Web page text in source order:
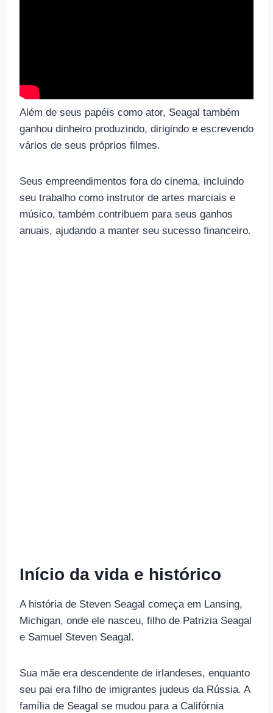
Além de seus papéis como ator, Seagal também
ganhou dinheiro produzindo, dirigindo e escrevendo
vários de seus próprios filmes.
Seus empreendimentos fora do cinema, incluindo
seu trabalho como instrutor de artes marciais e
músico, também contribuem para seus ganhos
anuais, ajudando a manter seu sucesso financeiro.
Início da vida e histórico
A história de Steven Seagal começa em Lansing,
Michigan, onde ele nasceu, filho de Patrizia Seagal
e Samuel Steven Seagal.
Sua mãe era descendente de irlandeses, enquanto
seu pai era filho de imigrantes judeus da Rússia. A
família de Seagal se mudou para a Califórnia